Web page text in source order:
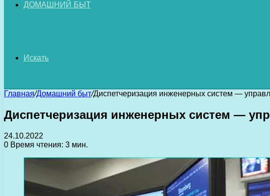
ДОМАШНИЙ БЫТ
Искать
Главная/Домашний быт/Диспетчеризация инженерных систем —
Диспетчеризация инженерных систем —
24.10.2022
0 Время чтения: 3 мин.